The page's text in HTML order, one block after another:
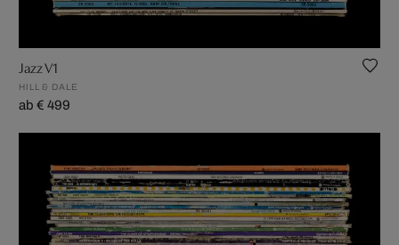
Jazz V1
HILL & DALE
ab € 499